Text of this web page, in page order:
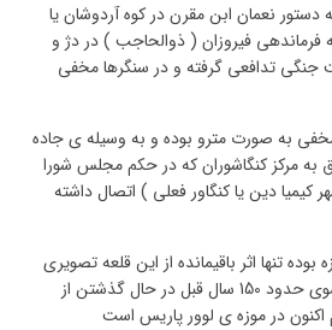
دستور نعمان ابن مقرن در کوه آردوشان یا
فرماندهی فیروزان ( ذوالحاجب ) در دژ و
جنگی تدافعی گرفته و در سنگرها مخفی
مخفی به صورت مترو بوده و به وسیله ی جاده
به مرکز کنگاشوران که در حکم مجلس شورا
کیمیا دین یا کنگاور فعلی ) اتصال داشته
بوده تنها اثر باقیمانده از این قلعه تصویری
است که یک جهانگرد فرانسوی حدود 150 سال قبل در حال گذشتن از
در موزه ی لوور پاریس است